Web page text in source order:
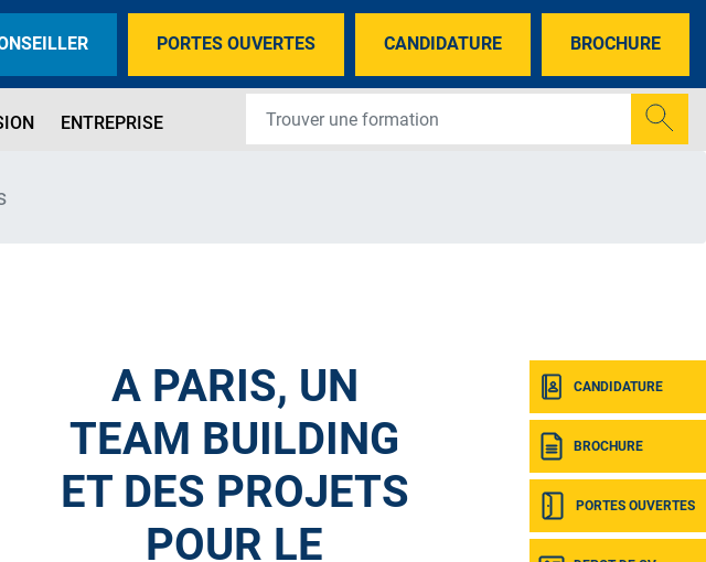
PORTES OUVERTES CANDIDATURE BROCHURE
ENTREPRISE
CANDIDATURE
BROCHURE
PORTES OUVERTES
A PARIS, UN
TEAM BUILDING
ET DES PROJETS
POUR LE